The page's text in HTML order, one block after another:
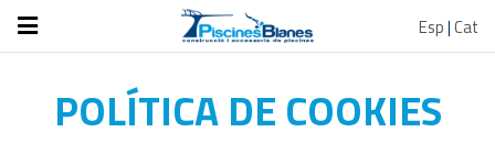
Esp|Cat
POLÍTICA DE COOKIES